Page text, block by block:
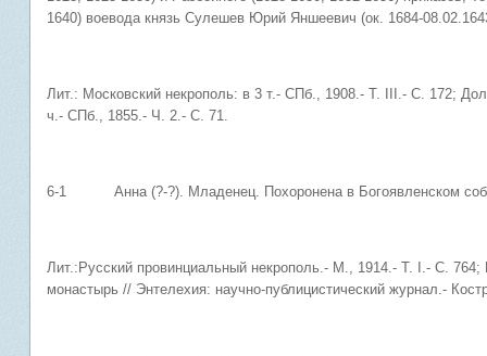
1640) воевода князь Сулешев Юрий Яншеевич (ок. 1684-
Лит.: Московский некрополь: в 3 т.- СПб., 1908.- Т. III.- С. 172;
ч.- СПб., 1855.- Ч. 2.- С. 71.
6-1 Анна (?-?). Младенец. Похоронена в Богоявленском
Лит.:Русский провинциальный некрополь.- М., 1914.- Т. I.- С.
монастырь // Энтелехия: научно-публицистический журнал.-